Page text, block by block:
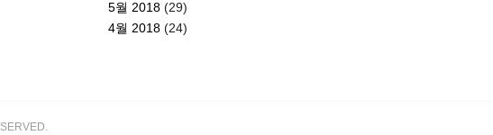
5월 2018 (29)
4월 2018 (24)